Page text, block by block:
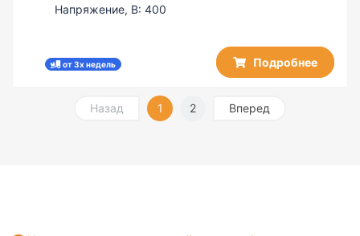
Напряжение, В: 400
от 3х недель Подробнее
Назад 1 2 Вперед